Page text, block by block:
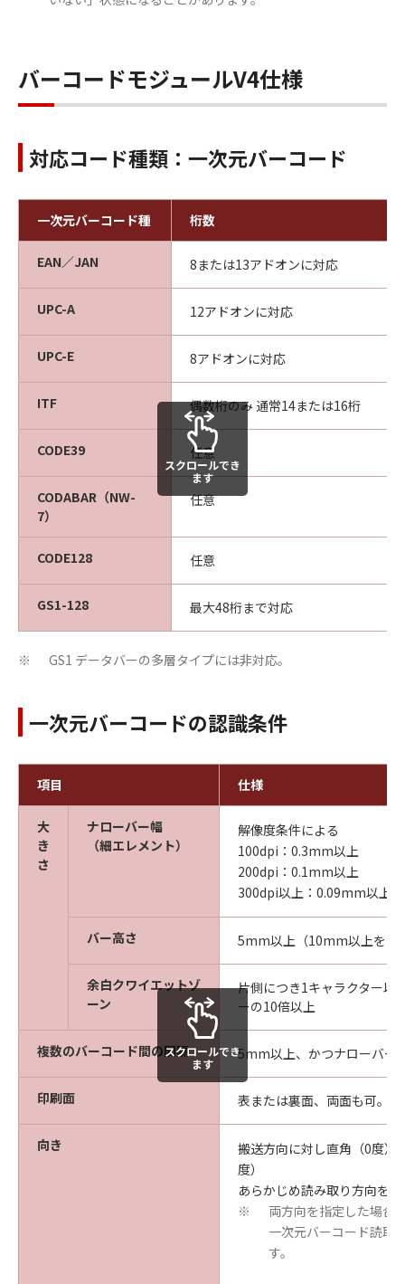
バーコードモジュールV4仕様
対応コード種類：一次元バーコード
一次元バーコード種 桁数
EAN／JAN 8または13アドオンに対応
UPC-A 12アドオンに対応
UPC-E 8アドオンに対応
ITF 偶数桁のみ 通常14または16桁
CODE39 任意
CODABAR（NW-
7）
任意
CODE128 任意
GS1-128 最大48桁まで対応
※ GS1 データバーの多層タイプには非対応。
スクロールでき
ます
一次元バーコードの認識条件
項目 仕様
大
き
さ
ナローバー幅
（細エレメント）
解像度条件による
100dpi：0.3mm以上
200dpi：0.1mm以上
300dpi以上：0.09mm以上
バー高さ 5mm以上（10mm以上を推
余白クワイエットゾ
ーン
片側につき1キャラクター以
ーの10倍以上
複数のバーコード間の間隔 5mm以上、かつナローバー
印刷面 表または裏面、両面も可。
向き
搬送方向に対し直角（0度）
度）
あらかじめ読み取り方向を
※
両方向を指定した場合
一次元バーコード読取
す。
スクロールでき
ます